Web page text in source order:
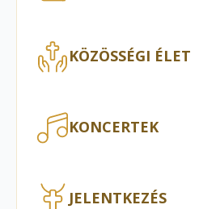
KÖZÖSSÉGI ÉLET
KONCERTEK
JELENTKEZÉS